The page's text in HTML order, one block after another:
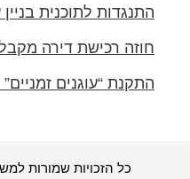
התנגדות לתוכנית בניין עיר
חוזה רכישת דירה מקבלן
התקנת “עוגנים זמניים”
כל הזכויות שמורות למשרד